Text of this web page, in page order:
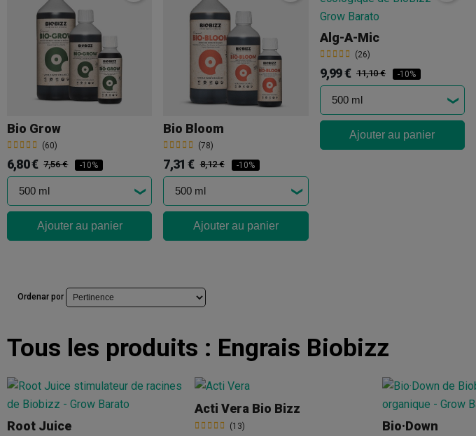
Bio Grow
(60)
6,80 € 7,56 € -10%
Ajouter au panier
Bio Bloom
(78)
7,31 € 8,12 € -10%
Ajouter au panier
Alg-A-Mic
(26)
9,99 € 11,10 € -10%
Ajouter au panier
Ordenar por
Tous les produits : Engrais Biobizz
Root Juice
Acti Vera Bio Bizz
(13) Bio·Down